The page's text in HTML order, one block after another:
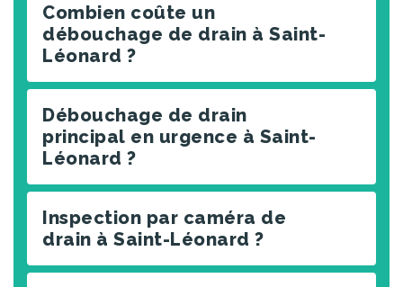
Combien coûte un
débouchage de drain à Saint-
Léonard ?
Débouchage de drain
principal en urgence à Saint-
Léonard ?
Inspection par caméra de
drain à Saint-Léonard ?